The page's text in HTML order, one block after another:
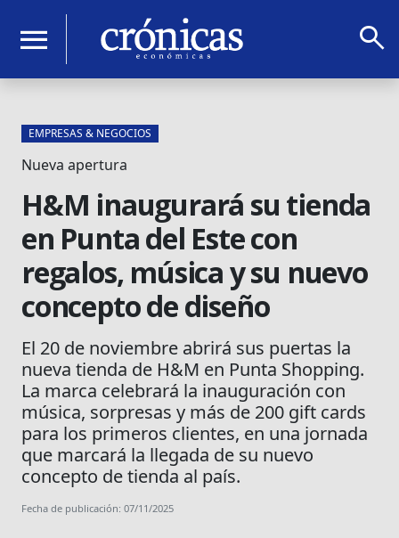
menu search
EMPRESAS & NEGOCIOS
Nueva apertura
H&M inaugurará su tienda
en Punta del Este con
regalos, música y su nuevo
concepto de diseño
El 20 de noviembre abrirá sus puertas la
nueva tienda de H&M en Punta Shopping.
La marca celebrará la inauguración con
música, sorpresas y más de 200 gift cards
para los primeros clientes, en una jornada
que marcará la llegada de su nuevo
concepto de tienda al país.
Fecha de publicación: 07/11/2025